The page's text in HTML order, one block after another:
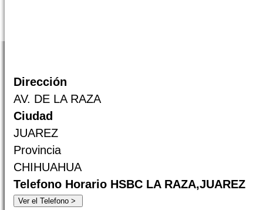
Dirección
AV. DE LA RAZA
Ciudad
JUAREZ
Provincia
CHIHUAHUA
Telefono Horario HSBC LA RAZA,JUAREZ